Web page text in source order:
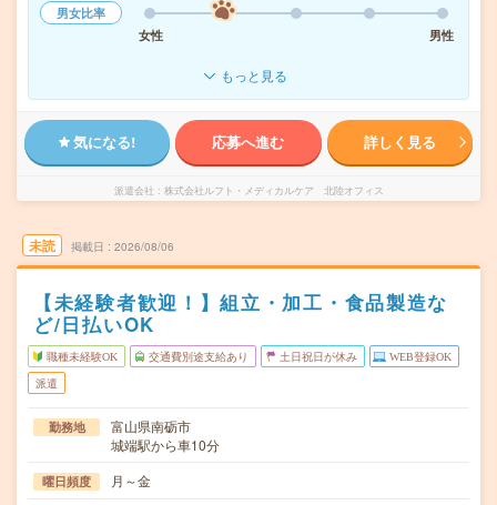
男女比率
女性
男性
もっと見る
気になる! 応募へ進む 詳しく見る
派遣会社 株式会社ルフト・メディカルケア 北陸オフィス
未読 掲載日 2026/08/06
【未経験者歓迎！】組立・加工・食品製造な
ど/日払いOK
職種未経験OK 交通費別途支給あり 土日祝日が休み WEB登録OK
派遣
勤務地
富山県南砺市
城端駅から車10分
曜日頻度 月～金